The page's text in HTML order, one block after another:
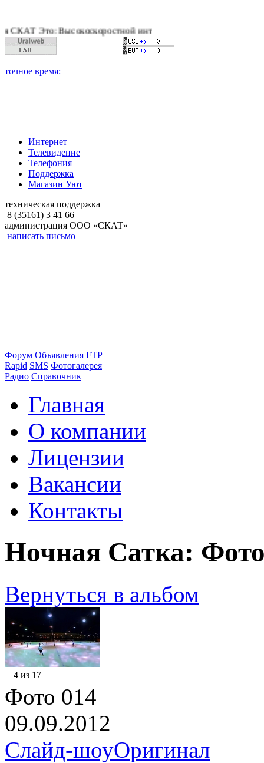
Это: Высокоскоростной интернет, качественное цифровое
Интернет
Телевидение
Телефония
Поддержка
Магазин Уют
техническая поддержка
8 (35161) 3 41 66
администрация ООО «СКАТ»
написать письмо
Форум Объявления FTP
Rapid SMS Фотогалерея
Радио Справочник
Главная
О компании
Лицензии
Вакансии
Контакты
Ночная Сатка:
Вернуться в альбом
4 из 17
Фото 014
09.09.2012
Слайд-шоуОригинал